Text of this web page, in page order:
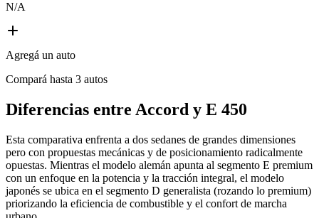
N/A
Agregá un auto
Compará hasta 3 autos
Diferencias entre Accord y E 450
Esta comparativa enfrenta a dos sedanes de grandes dimensiones
pero con propuestas mecánicas y de posicionamiento radicalmente
opuestas. Mientras el modelo alemán apunta al segmento E premium
con un enfoque en la potencia y la tracción integral, el modelo
japonés se ubica en el segmento D generalista (rozando lo premium)
priorizando la eficiencia de combustible y el confort de marcha